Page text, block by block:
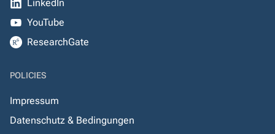
LinkedIn
YouTube
ResearchGate
POLICIES
Impressum
Datenschutz & Bedingungen